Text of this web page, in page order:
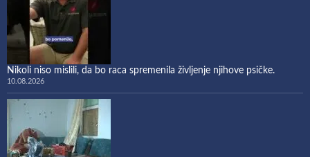
Nikoli niso mislili, da bo raca spremenila življenje njihove psičke.
10.08.2026